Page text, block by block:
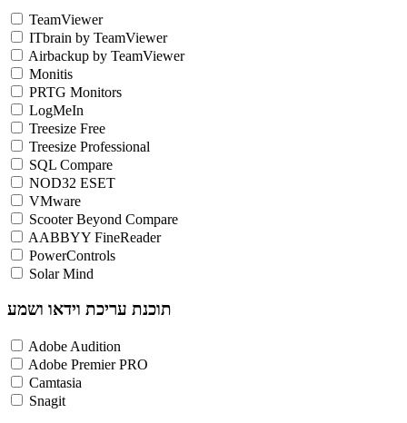
TeamViewer
ITbrain by TeamViewer
Airbackup by TeamViewer
Monitis
PRTG Monitors
LogMeIn
Treesize Free
Treesize Professional
SQL Compare
NOD32 ESET
VMware
Scooter Beyond Compare
AABBYY FineReader
PowerControls
Solar Mind
תוכנת עריכת וידאו ושמע
Adobe Audition
Adobe Premier PRO
Camtasia
Snagit